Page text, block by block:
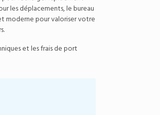
les déplacements, le bureau
moderne pour valoriser votre
et les frais de port